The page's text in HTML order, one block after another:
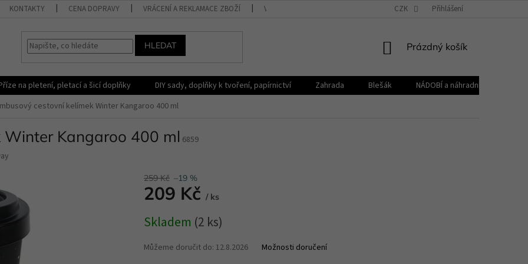
KONTAKTY CENA DOPRAVY VRÁCENÍ A REKLAMACE ZBOŽÍ VŠEOBECNÉ OBCHODNÍ PODMÍNKY REKLAMAČNÍ ŘÁD
CZK Přihlášení
HLEDAT
NÁKUPNÍ
Prázdný košík
na pletení, pletací a šicí doplňky DIY sady, doplňky k tvoření, papírnictví Zahrada Blešák
NÁDOBÍ a náhradní díly KELOmat
cestovní kelímek Winter Kangaroo 400 ml
Kangaroo 400 ml 6859
259 Kč –19 %
209 Kč / ks
cena:
Skladem (2 ks)
Můžeme doručit do: 12.8.2026 Možnosti doručení